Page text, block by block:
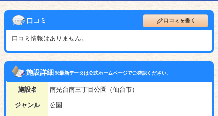
口コミ 口コミを書く
口コミ情報はありません。
施設詳細※最新データは公式ホームページでご確認ください。
施設名 南光台南三丁目公園（仙台市）
ジャンル 公園